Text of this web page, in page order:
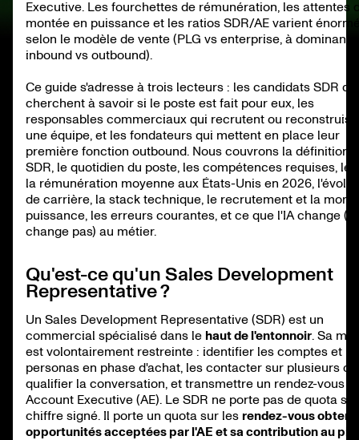
Executive. Les fourchettes de rémunération, les attentes
montée en puissance et les ratios SDR/AE varient
selon le modèle de vente (PLG vs enterprise, à dominante
inbound vs outbound).
Ce guide s'adresse à trois lecteurs : les candidats SDR qui
cherchent à savoir si le poste est fait pour eux, les
responsables commerciaux qui recrutent ou
une équipe, et les fondateurs qui mettent en place leur
première fonction outbound. Nous couvrons la définition
SDR, le quotidien du poste, les compétences requises, les
la rémunération moyenne aux États-Unis en 2026,
de carrière, la stack technique, le recrutement et la
puissance, les erreurs courantes, et ce que l'IA change
change pas) au métier.
Qu'est-ce qu'un Sales Development
Representative ?
Un Sales Development Representative (SDR) est un
commercial spécialisé dans le haut de l'entonnoir. Sa
est volontairement restreinte : identifier les comptes et
personas en phase d'achat, les contacter sur plusieurs
qualifier la conversation, et transmettre un rendez-vous à
Account Executive (AE). Le SDR ne porte pas de quota
chiffre signé. Il porte un quota sur les rendez-vous
opportunités acceptées par l'AE et sa contribution au
Recruter un SDR : profil, entretien, montée en puissance
Erreurs courantes qui tuent la performance d'un SDR
Ce que l'IA change (et ne change pas)
Questions fréquentes sur le rôle de SDR
Pour conclure